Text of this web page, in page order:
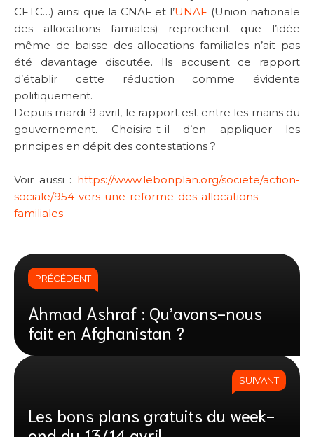
CFTC…) ainsi que la CNAF et l’UNAF (Union nationale
des allocations famiales) reprochent que l’idée
même de baisse des allocations familiales n’ait pas
été davantage discutée. Ils accusent ce rapport
d’établir cette réduction comme évidente
politiquement.
Depuis mardi 9 avril, le rapport est entre les mains du
gouvernement. Choisira-t-il d’en appliquer les
principes en dépit des contestations ?
Voir aussi : https://www.lebonplan.org/societe/action-
sociale/954-vers-une-reforme-des-allocations-
familiales-
PRÉCÉDENT
Ahmad Ashraf : Qu’avons-nous
fait en Afghanistan ?
SUIVANT
Les bons plans gratuits du week-